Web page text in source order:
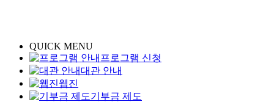
QUICK MENU
프로그램 신청
대관 안내
웹진
기부금 제도